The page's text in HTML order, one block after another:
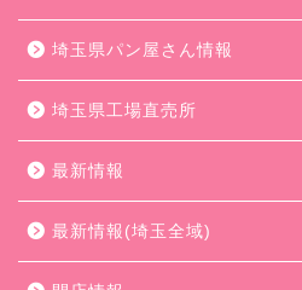
埼玉県パン屋さん情報
埼玉県工場直売所
最新情報
最新情報(埼玉全域)